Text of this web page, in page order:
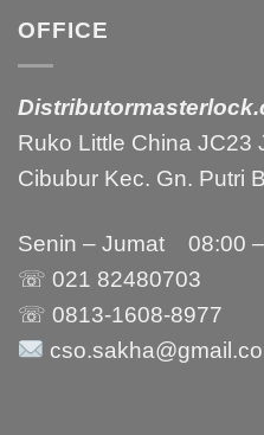
OFFICE
Ruko Little China JC23
Cibubur Kec. Gn. Putri
Senin – Jumat 08:00
☏ 021 82480703
☏ 0813-1608-8977